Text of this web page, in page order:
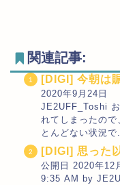
関連記事:
[DIGI] 今朝は
2020年9月24日
JE2UFF_Toshi
れてしまったの
とんどない状況で
[DIGI] 思った
公開日 2020年
9:35 AM by